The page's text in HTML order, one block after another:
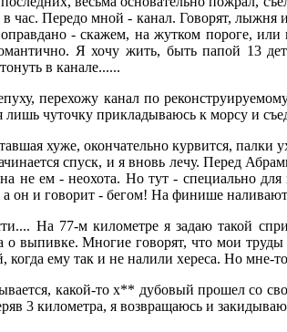
час. Передо мной - канал. Говорят, лыжня
- скажем, на жутком пороге, или
Я хочу жить, быть папой 13
в канале......
перехожу канал по
чуточку прикладываюсь к морсу и
хуже, окончательно курвится, палки
спуск, и я вновь лечу. Перед
не ем - неохота. Но тут - специально
он и говорит - бегом! На финише
На 77-м километре я задаю такой
о выпивке. Многие говорят, что мои
когда ему так и не налили хереса. Но
какой-то х** дубовый прошел со
3 километра, я возвращаюсь и